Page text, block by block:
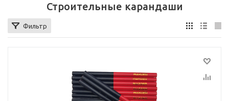
Строительные карандаши
Фильтр